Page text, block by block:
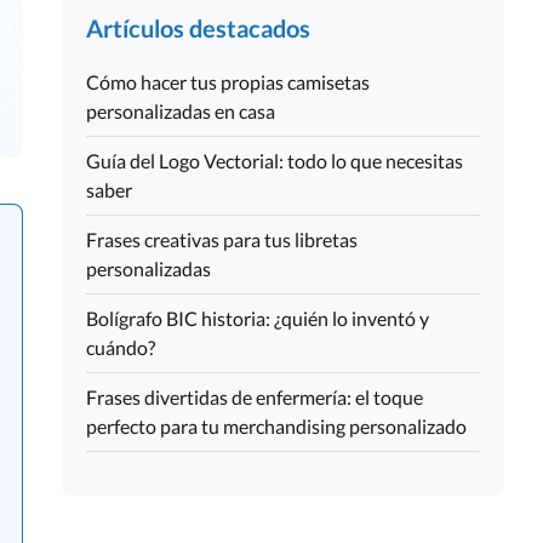
Artículos destacados
Cómo hacer tus propias camisetas
personalizadas en casa
Guía del Logo Vectorial: todo lo que necesitas
saber
Frases creativas para tus libretas
personalizadas
Bolígrafo BIC historia: ¿quién lo inventó y
cuándo?
Frases divertidas de enfermería: el toque
perfecto para tu merchandising personalizado